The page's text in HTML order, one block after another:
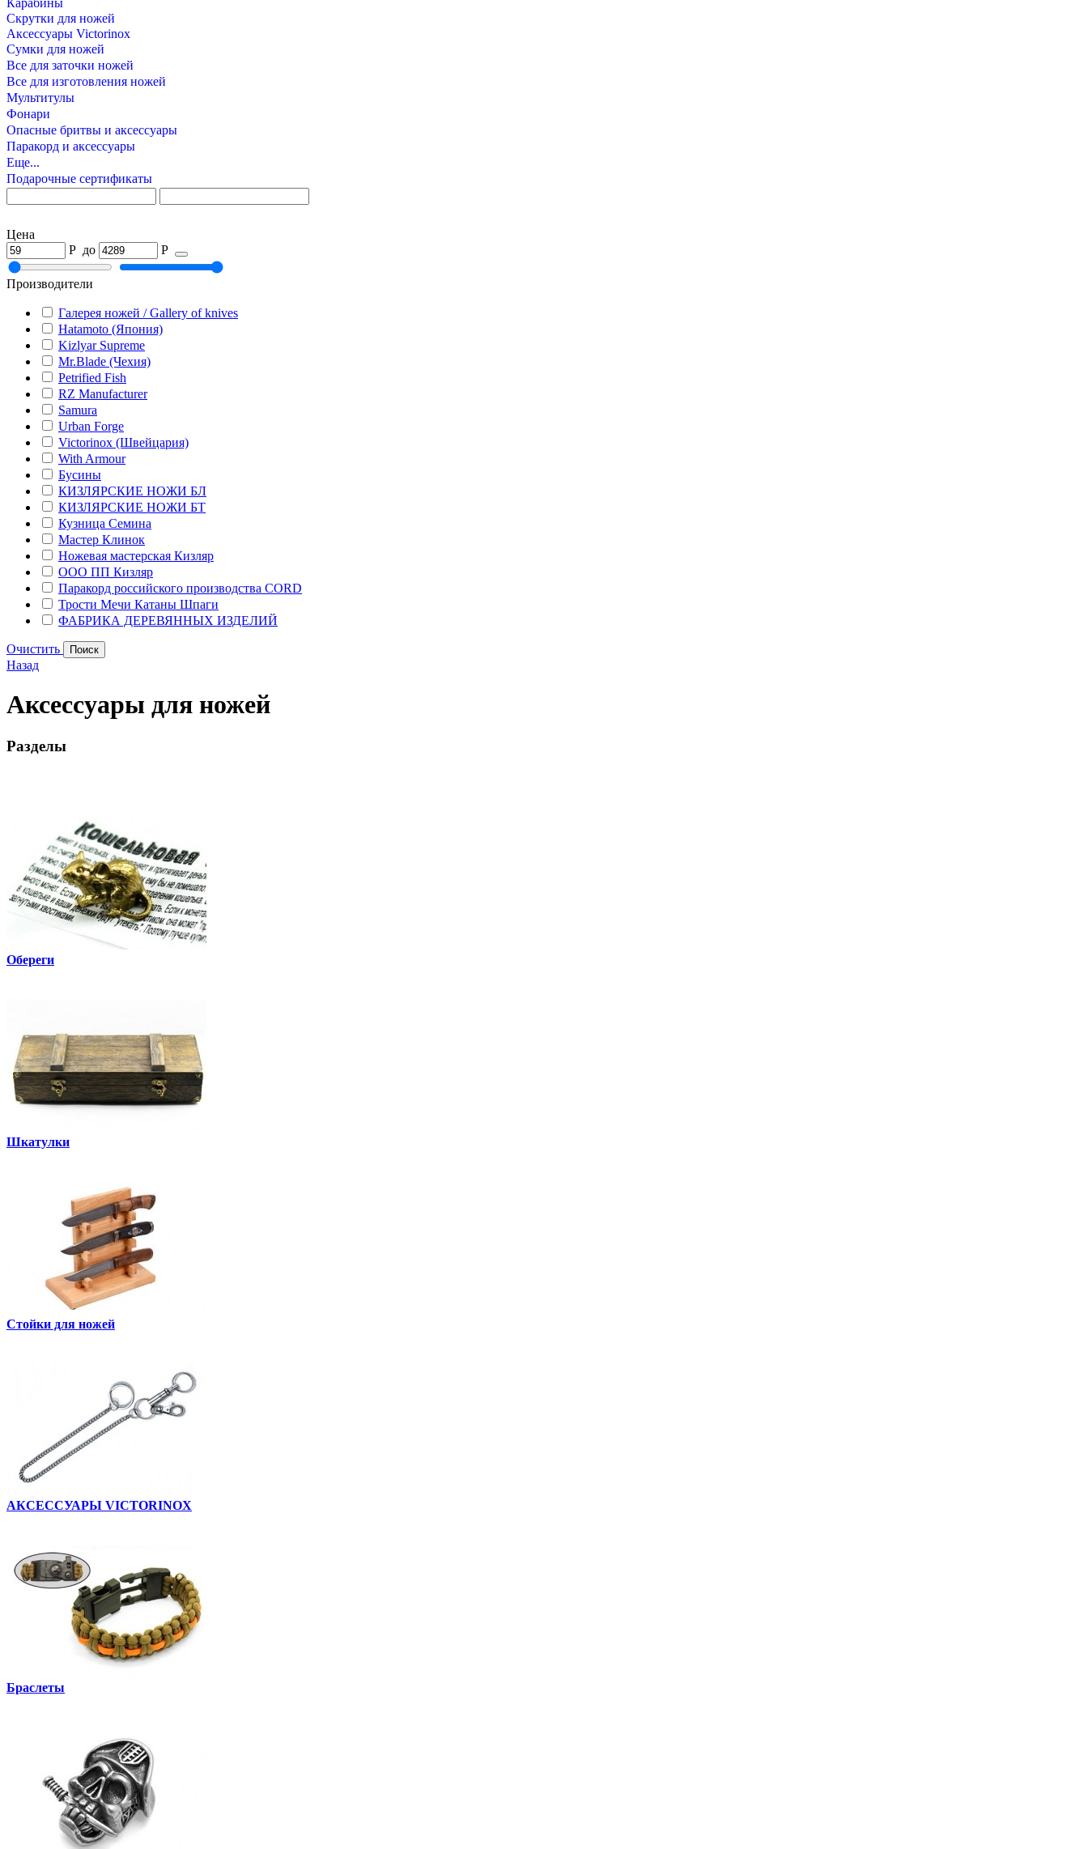
Скрутки для ножей
Аксессуары Victorinox
Сумки для ножей
Все для заточки ножей
Все для изготовления ножей
Мультитулы
Фонари
Опасные бритвы и аксессуары
Паракорд и аксессуары
Еще...
Подарочные сертификаты
Цена
Р до Р
Производители
Галерея ножей / Gallery of knives
Hatamoto (Япония)
Kizlyar Supreme
Mr.Blade (Чехия)
Petrified Fish
RZ Manufacturer
Samura
Urban Forge
Victorinox (Швейцария)
With Armour
Бусины
КИЗЛЯРСКИЕ НОЖИ БЛ
КИЗЛЯРСКИЕ НОЖИ БТ
Кузница Семина
Мастер Клинок
Ножевая мастерская Кизляр
ООО ПП Кизляр
Паракорд российского производства CORD
Трости Мечи Катаны Шпаги
ФАБРИКА ДЕРЕВЯННЫХ ИЗДЕЛИЙ
Очистить
Назад
Аксессуары для ножей
Разделы
Обереги
Шкатулки
Стойки для ножей
АКСЕССУАРЫ VICTORINOX
Браслеты